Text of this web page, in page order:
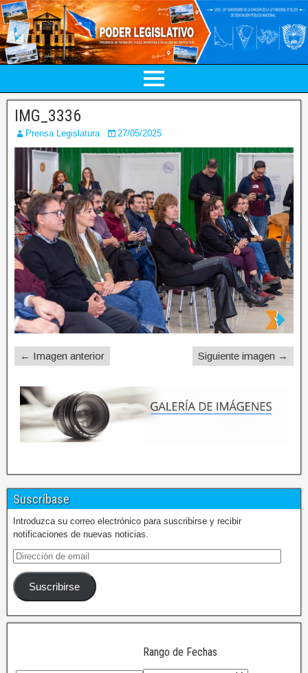
IMG_3336
Prensa Legislatura 27/05/2025
← Imagen anterior Siguiente imagen →
Suscríbase
Introduzca su correo electrónico para suscribirse y recibir
notificaciones de nuevas noticias.
Suscribirse
Rango de Fechas